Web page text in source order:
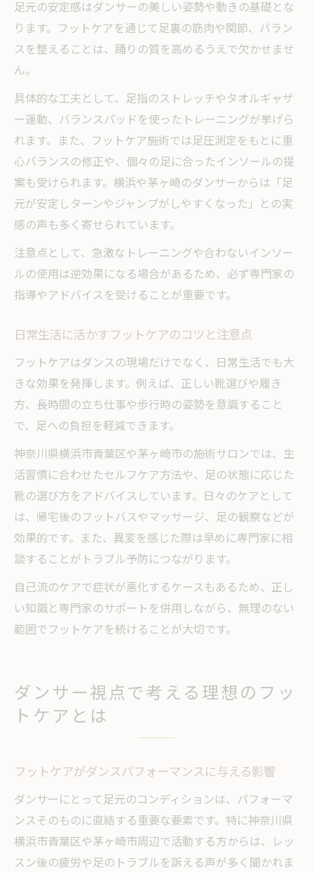
足元の安定感はダンサーの美しい姿勢や動きの基礎とな
ります。フットケアを通じて足裏の筋肉や関節、バラン
スを整えることは、踊りの質を高めるうえで欠かせませ
ん。
具体的な工夫として、足指のストレッチやタオルギャザ
ー運動、バランスパッドを使ったトレーニングが挙げら
れます。また、フットケア施術では足圧測定をもとに重
心バランスの修正や、個々の足に合ったインソールの提
案も受けられます。横浜や茅ヶ崎のダンサーからは「足
元が安定しターンやジャンプがしやすくなった」との実
感の声も多く寄せられています。
注意点として、急激なトレーニングや合わないインソー
ルの使用は逆効果になる場合があるため、必ず専門家の
指導やアドバイスを受けることが重要です。
日常生活に活かすフットケアのコツと注意点
フットケアはダンスの現場だけでなく、日常生活でも大
きな効果を発揮します。例えば、正しい靴選びや履き
方、長時間の立ち仕事や歩行時の姿勢を意識すること
で、足への負担を軽減できます。
神奈川県横浜市青葉区や茅ヶ崎市の施術サロンでは、生
活習慣に合わせたセルフケア方法や、足の状態に応じた
靴の選び方をアドバイスしています。日々のケアとして
は、帰宅後のフットバスやマッサージ、足の観察などが
効果的です。また、異変を感じた際は早めに専門家に相
談することがトラブル予防につながります。
自己流のケアで症状が悪化するケースもあるため、正し
い知識と専門家のサポートを併用しながら、無理のない
範囲でフットケアを続けることが大切です。
ダンサー視点で考える理想のフッ
トケアとは
フットケアがダンスパフォーマンスに与える影響
ダンサーにとって足元のコンディションは、パフォーマ
ンスそのものに直結する重要な要素です。特に神奈川県
横浜市青葉区や茅ヶ崎市周辺で活動する方からは、レッ
スン後の疲労や足のトラブルを訴える声が多く聞かれま